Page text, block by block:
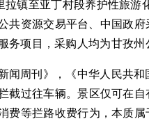
镇至亚丁村段养护性旅游
共资源交易平台、中国政
项目，采购人均为甘孜州
闻周刊》，《中华人民共
截过往车辆。景区仅可在
等拦路收费行为，本质属